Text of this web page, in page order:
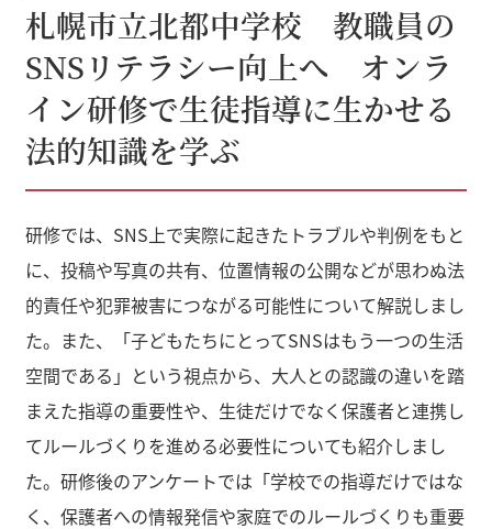
札幌市立北都中学校 教職員の
SNSリテラシー向上へ オンラ
イン研修で生徒指導に生かせる
法的知識を学ぶ
研修では、SNS上で実際に起きたトラブルや判例をもと
に、投稿や写真の共有、位置情報の公開などが思わぬ法
的責任や犯罪被害につながる可能性について解説しまし
た。また、「子どもたちにとってSNSはもう一つの生活
空間である」という視点から、大人との認識の違いを踏
まえた指導の重要性や、生徒だけでなく保護者と連携し
てルールづくりを進める必要性についても紹介しまし
た。研修後のアンケートでは「学校での指導だけではな
く、保護者への情報発信や家庭でのルールづくりも重要